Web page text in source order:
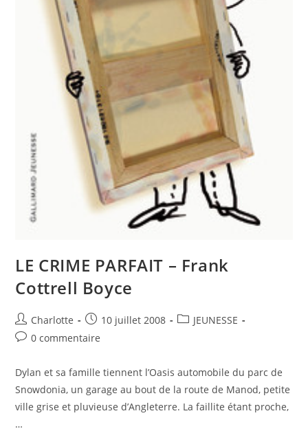
LE CRIME PARFAIT – Frank
Cottrell Boyce
Charlotte 10 juillet 2008
JEUNESSE
0 commentaire
Dylan et sa famille tiennent l’Oasis automobile du parc de
Snowdonia, un garage au bout de la route de Manod, petite
ville grise et pluvieuse d’Angleterre. La faillite étant proche,
…